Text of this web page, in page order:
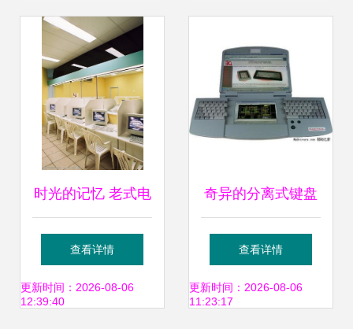
业专属指南
时光的记忆 老式电
脑房里的计算机图
像
查看详情
更新时间：2026-08-06
12:39:40
奇异的分离式键盘
双屏幕笔记本 软件
生态与辅助设备革
查看详情
更新时间：2026-08-06
11:23:17